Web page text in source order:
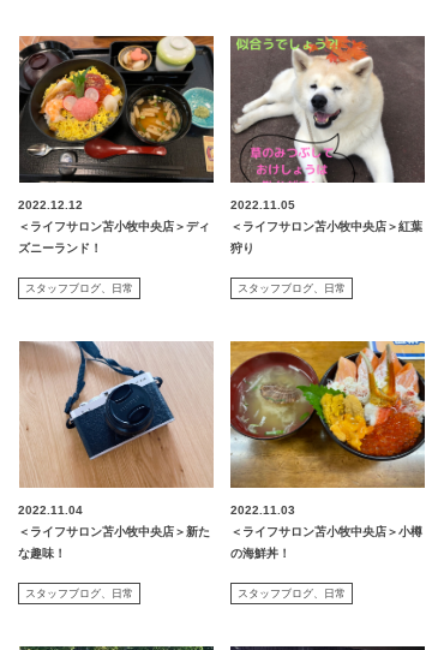
2022.12.12
＜ライフサロン苫小牧中央店＞ディ
ズニーランド！
スタッフブログ 日常
2022.11.05
＜ライフサロン苫小牧中央店＞紅葉
狩り
スタッフブログ 日常
2022.11.04
＜ライフサロン苫小牧中央店＞新た
な趣味！
スタッフブログ 日常
2022.11.03
＜ライフサロン苫小牧中央店＞小樽
の海鮮丼！
スタッフブログ 日常